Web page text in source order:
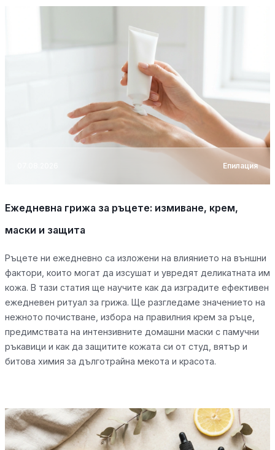
Епилация
Ежедневна грижа за ръцете: измиване, крем,
маски и защита
Ръцете ни ежедневно са изложени на влиянието на външни
фактори, които могат да изсушат и увредят деликатната им
кожа. В тази статия ще научите как да изградите ефективен
ежедневен ритуал за грижа. Ще разгледаме значението на
нежното почистване, избора на правилния крем за ръце,
предимствата на интензивните домашни маски с памучни
ръкавици и как да защитите кожата си от студ, вятър и
битова химия за дълготрайна мекота и красота.